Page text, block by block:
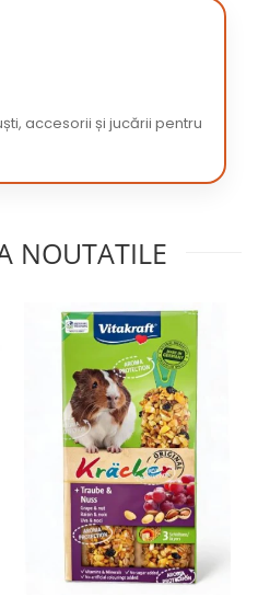
accesorii și jucării pentru
NOUTATILE